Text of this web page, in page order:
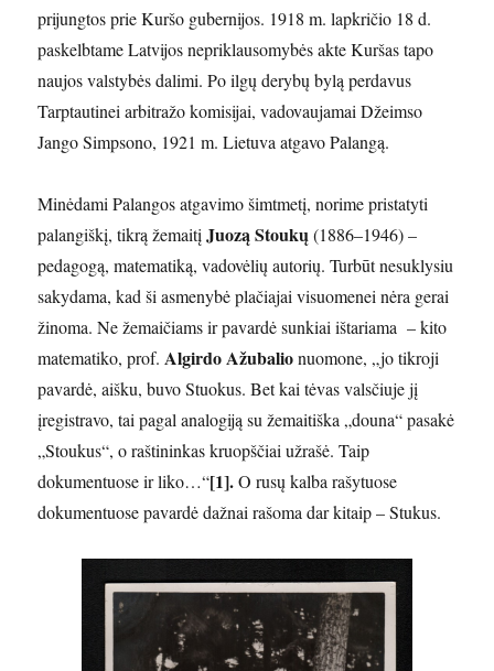
prijungtos prie Kuršo gubernijos. 1918 m. lapkričio 18 d.
paskelbtame Latvijos nepriklausomybės akte Kuršas tapo
naujos valstybės dalimi. Po ilgų derybų bylą perdavus
Tarptautinei arbitražo komisijai, vadovaujamai Džeimso
Jango Simpsono, 1921 m. Lietuva atgavo Palangą.
Minėdami Palangos atgavimo šimtmetį, norime pristatyti
palangiškį, tikrą žemaitįJuozą Stoukų(1886–1946) –
pedagogą, matematiką, vadovėlių autorių. Turbūt nesuklysiu
sakydama, kad ši asmenybė plačiajai visuomenei nėra gerai
žinoma. Ne žemaičiams ir pavardė sunkiai ištariama – kito
matematiko, prof. Algirdo Ažubalionuomone, „jo tikroji
pavardė, aišku, buvo Stuokus. Bet kai tėvas valsčiuje jį
įregistravo, tai pagal analogiją su žemaitiška „douna“ pasakė
„Stoukus“, o raštininkas kruopščiai užrašė. Taip
dokumentuose ir liko…“[1].O rusų kalba rašytuose
dokumentuose pavardė dažnai rašoma dar kitaip – Stukus.